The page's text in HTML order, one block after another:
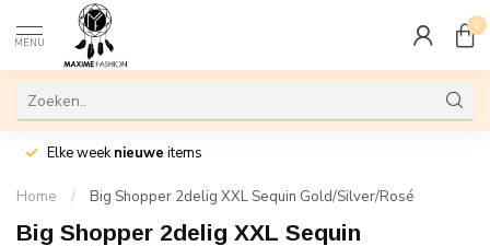
MENU
0
Elke weeknieuwe items
Home / Big Shopper 2delig XXL Sequin Gold/Silver/Rosé
Big Shopper 2delig XXL Sequin